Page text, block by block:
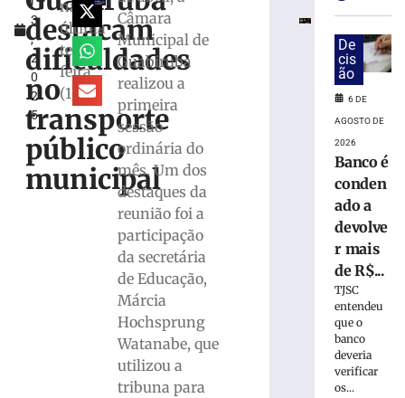
3
,
2
0
2
5
destacam
dificuldades
no
transporte
público
municipal
na
última
terça-
feira
(1/4)
Câmara
Municipal de
Guabiruba
realizou a
primeira
sessão
ordinária do
mês. Um dos
destaques da
reunião foi a
participação
da secretária
de Educação,
Márcia
Hochsprung
Watanabe, que
utilizou a
tribuna para
Jucineia
Ribeiro
Eckart
Deputada
Estadual
Vagner
Tebalde
Deputado
Federal
De
cis
ão
6 DE
AGOSTO DE
2026
Banco é
conden
ado a
devolve
r mais
de R$...
TJSC
entendeu
que o
banco
deveria
verificar
os...